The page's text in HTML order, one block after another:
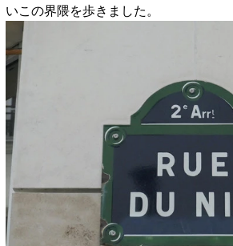
いこの界隈を歩きました。